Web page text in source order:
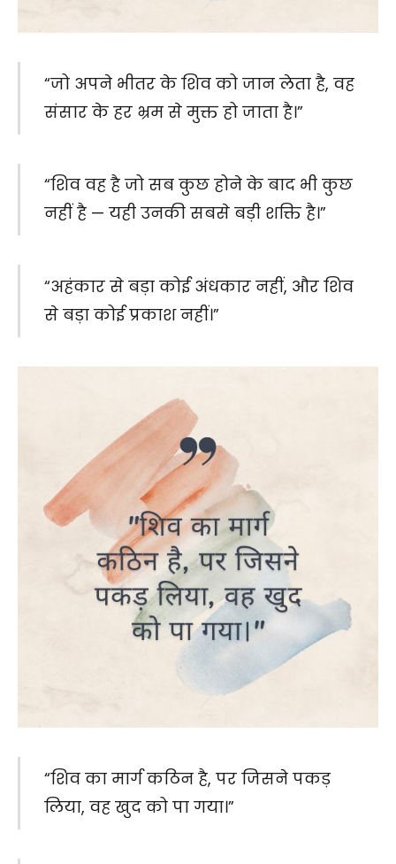
“जो अपने भीतर के शिव को जान लेता है, वह
संसार के हर भ्रम से मुक्त हो जाता है।”
“शिव वह है जो सब कुछ होने के बाद भी कुछ
नहीं है — यही उनकी सबसे बड़ी शक्ति है।”
“अहंकार से बड़ा कोई अंधकार नहीं, और शिव
से बड़ा कोई प्रकाश नहीं।”
“शिव का मार्ग कठिन है, पर जिसने पकड़
लिया, वह खुद को पा गया।”